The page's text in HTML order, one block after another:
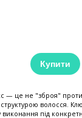
Купити
— це не "зброя" проти
структурою волосся.
виконання під